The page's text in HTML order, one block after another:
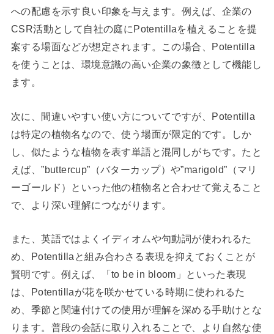
への配慮を示す良い印象を与えます。例えば、企業の
CSR活動として自社の庭にPotentillaを植えることを提
案する場面などが想定されます。この場合、Potentilla
を使うことは、環境意識の高い企業の象徴として機能し
ます。
次に、間違いやすい使い方についてですが、Potentilla
は特定の植物名なので、使う場面が限定的です。しか
し、似たような植物を表す単語と混同しがちです。たと
えば、”buttercup”（バターカップ）や”marigold”（マリ
ーゴールド）といった他の植物名と合わせて覚えること
で、より深い理解につながります。
また、英語ではよくイディオムや句動詞が使われるた
め、Potentillaと組み合わさる表現を抑えておくことが
賢明です。例えば、「to be in bloom」といった表現
は、Potentillaが花を咲かせている時期に使われるた
め、季節と関連付けての使用が理解を深める手助けとな
ります。普段の会話に取り入れることで、より自然な使